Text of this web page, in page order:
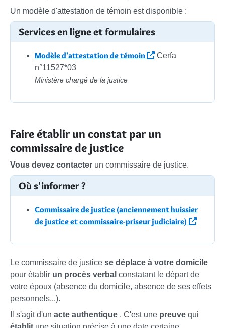
Un modèle d'attestation de témoin est disponible :
Services en ligne et formulaires
Modèle d'attestation de témoin
Cerfa
n°11527*03
Ministère chargé de la justice
Faire établir un constat par un
commissaire de justice
Vous devez contacter un commissaire de justice.
Où s'informer ?
Commissaire de justice (anciennement huissier
de justice et commissaire-priseur judiciaire)
Le commissaire de justice se déplace à votre domicile
pour établir un procès verbal constatant le départ de
votre époux (absence du domicile, absence de ses effets
personnels...).
Il s'agit d'un acte authentique . C'est une preuve qui